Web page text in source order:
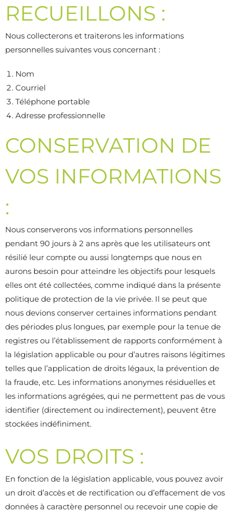
RECUEILLONS :
Nous collecterons et traiterons les informations
personnelles suivantes vous concernant :
Nom
Courriel
Téléphone portable
Adresse professionnelle
CONSERVATION DE
VOS INFORMATIONS
:
Nous conserverons vos informations personnelles
pendant 90 jours à 2 ans après que les utilisateurs ont
résilié leur compte ou aussi longtemps que nous en
aurons besoin pour atteindre les objectifs pour lesquels
elles ont été collectées, comme indiqué dans la présente
politique de protection de la vie privée. Il se peut que
nous devions conserver certaines informations pendant
des périodes plus longues, par exemple pour la tenue de
registres ou l’établissement de rapports conformément à
la législation applicable ou pour d’autres raisons légitimes
telles que l’application de droits légaux, la prévention de
la fraude, etc. Les informations anonymes résiduelles et
les informations agrégées, qui ne permettent pas de vous
identifier (directement ou indirectement), peuvent être
stockées indéfiniment.
VOS DROITS :
En fonction de la législation applicable, vous pouvez avoir
un droit d’accès et de rectification ou d’effacement de vos
données à caractère personnel ou recevoir une copie de